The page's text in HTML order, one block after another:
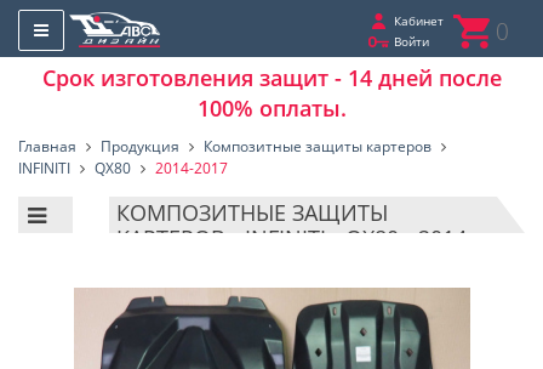
Кабинет
Войти
0
Срок изготовления защит - 14 дней после
100% оплаты.
Главная Продукция
Композитные защиты картеров
INFINITI
QX80 2014-2017
КОМПОЗИТНЫЕ ЗАЩИТЫ
КАРТЕРОВ - INFINITI - QX80 - 2014-